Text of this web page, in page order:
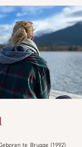
te Brugge (1992)